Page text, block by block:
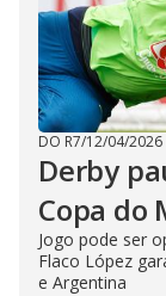
DO R7/12/04/2026
Derby
Copa do
Jogo pode ser
Flaco López
e Argentina